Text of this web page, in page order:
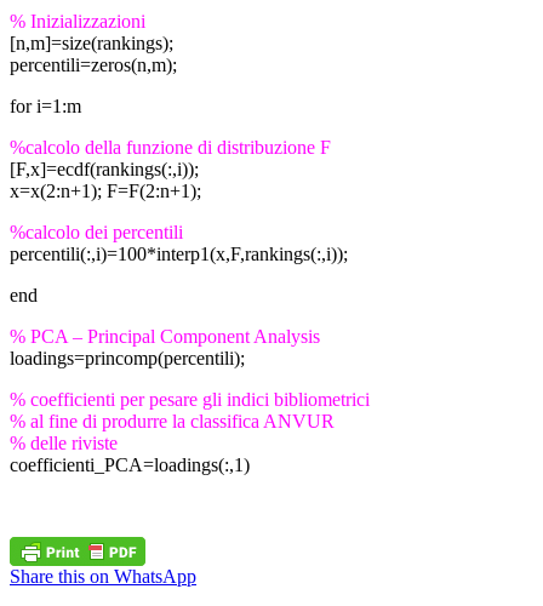
% Inizializzazioni
[n,m]=size(rankings);
percentili=zeros(n,m);
for i=1:m
%calcolo della funzione di distribuzione F
[F,x]=ecdf(rankings(:,i));
x=x(2:n+1); F=F(2:n+1);
%calcolo dei percentili
percentili(:,i)=100*interp1(x,F,rankings(:,i));
end
% PCA – Principal Component Analysis
loadings=princomp(percentili);
% coefficienti per pesare gli indici bibliometrici
% al fine di produrre la classifica ANVUR
% delle riviste
coefficienti_PCA=loadings(:,1)
Share this on WhatsApp